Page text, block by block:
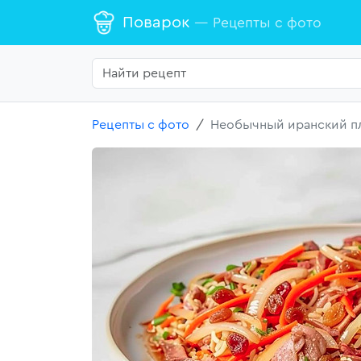
Поварок — Рецепты с фото
Рецепты с фото Необычный иранский